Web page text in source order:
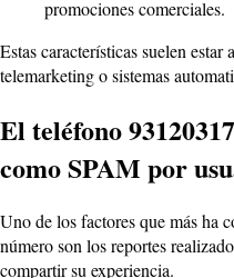
promociones comerciales.
Estas características suelen estar
telemarketing o sistemas
El teléfono
como SPAM por
Uno de los factores que más ha
número son los reportes
compartir su experiencia.